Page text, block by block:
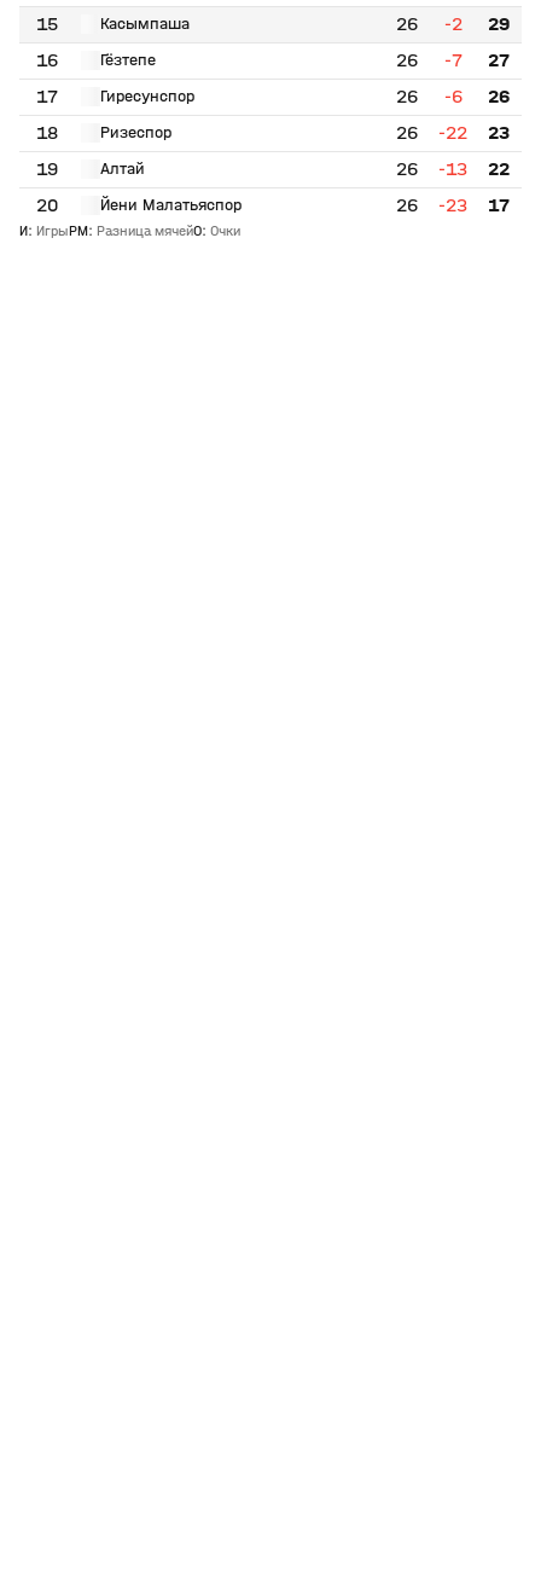
15
Касымпаша 26 -2
29
16
Гёзтепе 26 -7
27
17
Гиресунспор 26 -6
26
18
Ризеспор 26 -22
23
19
Алтай 26 -13
22
20
Йени Малатьяспор 26 -23 17
И: ИгрыРМ: Разница мячейО: Очки